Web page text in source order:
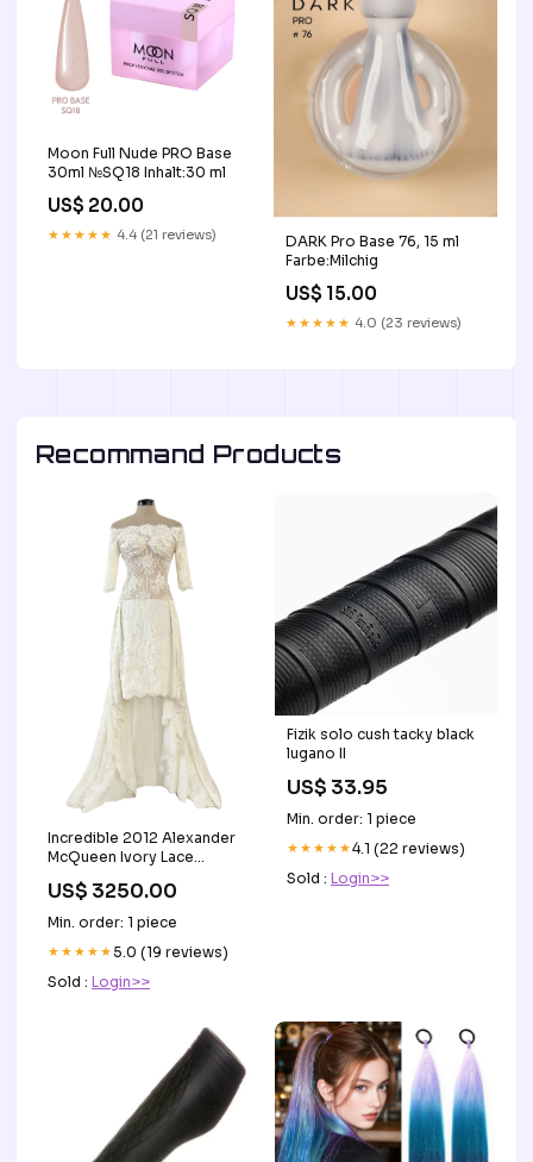
Moon Full Nude PRO Base
30ml №SQ18 Inhalt:30 ml
US$ 20.00
★★★★★ 4.4 (21 reviews)
DARK Pro Base 76, 15 ml
Farbe:Milchig
US$ 15.00
★★★★★ 4.0 (23 reviews)
Recommand Products
Incredible 2012 Alexander
McQueen Ivory Lace
w High Front and Trained
Back designer-gina-frattini
US$ 3250.00
Min. order: 1 piece
★★★★★5.0 (19 reviews)
Sold : Login>>
Fizik solo cush tacky black
lugano II
US$ 33.95
Min. order: 1 piece
★★★★★4.1 (22 reviews)
Sold : Login>>